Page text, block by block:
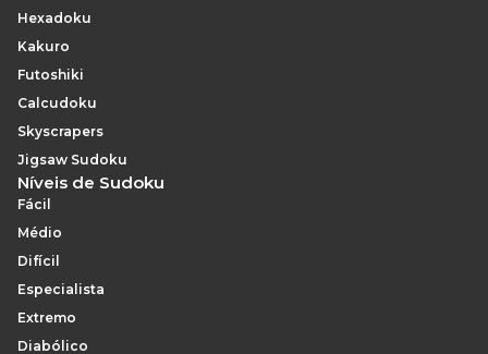
Hexadoku
Kakuro
Futoshiki
Calcudoku
Skyscrapers
Jigsaw Sudoku
Níveis de Sudoku
Fácil
Médio
Difícil
Especialista
Extremo
Diabólico